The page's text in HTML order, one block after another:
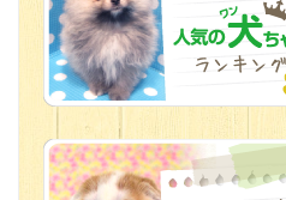
2026.07.03
ちびっこワン
コ
2026.07.01ダラダラな猫
スタッフ
新入生
2026.06.24
人懐っこすぎ
なわんちゃんず